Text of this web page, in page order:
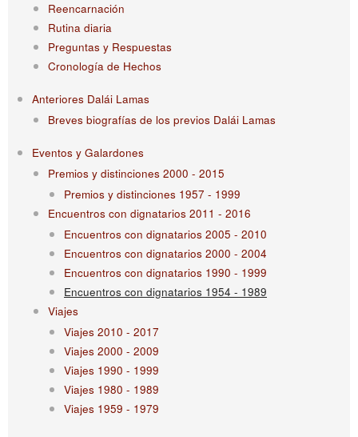
Reencarnación
Rutina diaria
Preguntas y Respuestas
Cronología de Hechos
Anteriores Dalái Lamas
Breves biografías de los previos Dalái Lamas
Eventos y Galardones
Premios y distinciones 2000 - 2015
Premios y distinciones 1957 - 1999
Encuentros con dignatarios 2011 - 2016
Encuentros con dignatarios 2005 - 2010
Encuentros con dignatarios 2000 - 2004
Encuentros con dignatarios 1990 - 1999
Encuentros con dignatarios 1954 - 1989
Viajes
Viajes 2010 - 2017
Viajes 2000 - 2009
Viajes 1990 - 1999
Viajes 1980 - 1989
Viajes 1959 - 1979